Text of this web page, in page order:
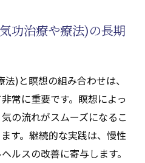
功治療や療法)の長期
)と瞑想の組み合わせは、
常に重要です。瞑想によっ
の流れがスムーズになるこ
す。継続的な実践は、慢性
ルスの改善に寄与します。